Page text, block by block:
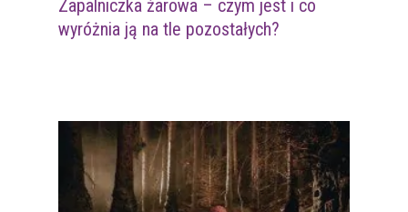
Zapalniczka żarowa – czym jest i co
wyróżnia ją na tle pozostałych?